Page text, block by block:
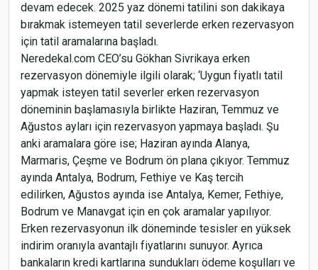
devam edecek. 2025 yaz dönemi tatilini son dakikaya
bırakmak istemeyen tatil severlerde erken rezervasyon
için tatil aramalarına başladı.
Neredekal.com CEO’su Gökhan Sivrikaya erken
rezervasyon dönemiyle ilgili olarak; ‘Uygun fiyatlı tatil
yapmak isteyen tatil severler erken rezervasyon
döneminin başlamasıyla birlikte Haziran, Temmuz ve
Ağustos ayları için rezervasyon yapmaya başladı. Şu
anki aramalara göre ise; Haziran ayında Alanya,
Marmaris, Çeşme ve Bodrum ön plana çıkıyor. Temmuz
ayında Antalya, Bodrum, Fethiye ve Kaş tercih
edilirken, Ağustos ayında ise Antalya, Kemer, Fethiye,
Bodrum ve Manavgat için en çok aramalar yapılıyor.
Erken rezervasyonun ilk döneminde tesisler en yüksek
indirim oranıyla avantajlı fiyatlarını sunuyor. Ayrıca
bankaların kredi kartlarına sundukları ödeme koşulları ve